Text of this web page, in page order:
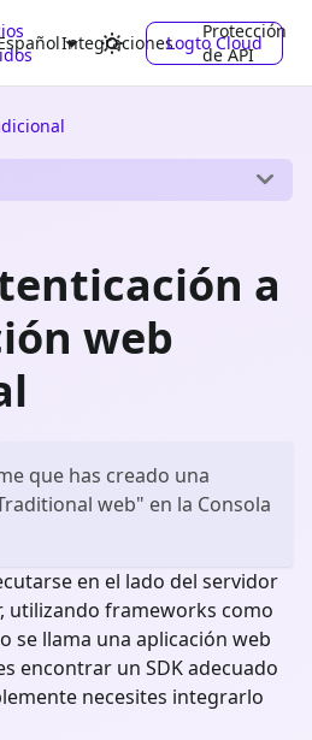
Integraciones
Protección
de API
Logto Cloud
a
web
que has creado una
web" en la Consola
en el lado del servidor
utilizando frameworks como
se llama una aplicación web
encontrar un SDK adecuado
necesites integrarlo